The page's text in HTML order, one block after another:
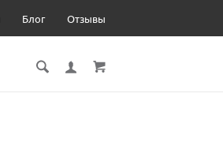
Блог Отзывы